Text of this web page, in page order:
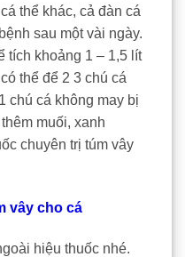
thể khác, cả đàn cá
sau một vài ngày.
tích khoảng 1 – 1,5 lít
thể để 2 3 chú cá
chú cá không may bị
muối, xanh
chuyên trị túm vây
vây cho cá
hiệu thuốc nhé.